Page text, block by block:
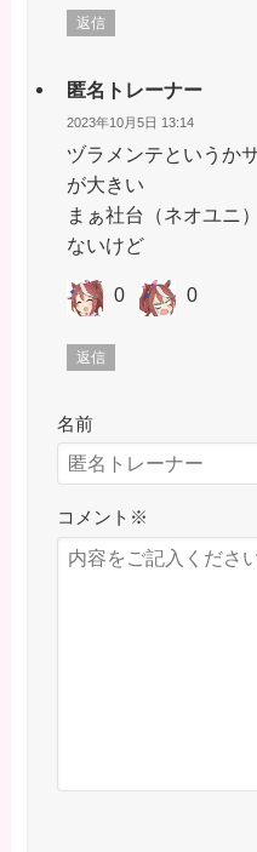
返信
匿名トレーナー
2023年10月5日 13:14
ヅラメンテというか
が大きい
まぁ社台（ネオユニ
ないけど
0 0
返信
名前
コメント ※